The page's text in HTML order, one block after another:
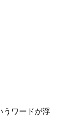
うワードが浮